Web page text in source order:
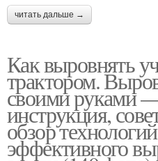
читать дальше →
Как выровнять
трактором.
своими руками
инструкция,
обзор
эффективного